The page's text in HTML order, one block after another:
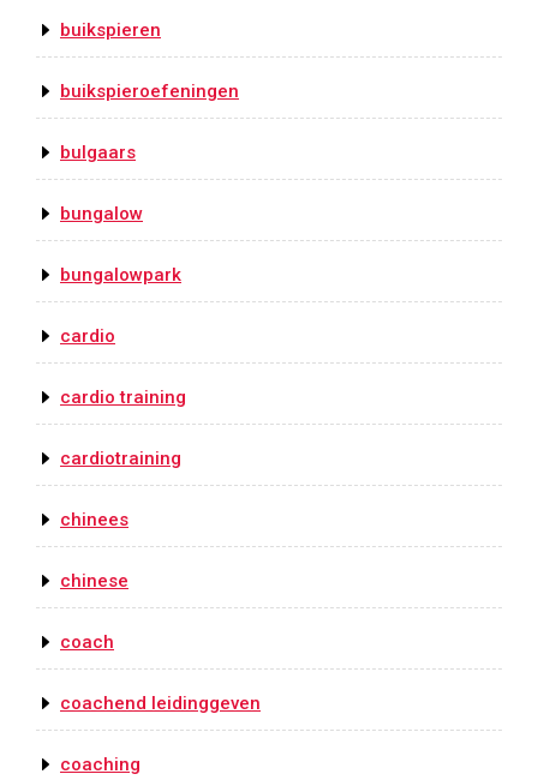
buikspieren
buikspieroefeningen
bulgaars
bungalow
bungalowpark
cardio
cardio training
cardiotraining
chinees
chinese
coach
coachend leidinggeven
coaching